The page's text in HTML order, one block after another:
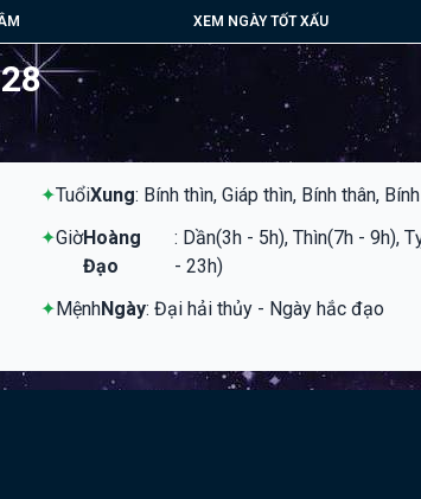
XEM NGÀY TỐT XẤU
✦TuổiXung: Bính thìn, Giáp thìn, Bính thân,
✦GiờHoàng
Đạo
: Dần(3h - 5h), Thìn(7h - 9h),
- 23h)
✦MệnhNgày: Đại hải thủy - Ngày hắc đạo